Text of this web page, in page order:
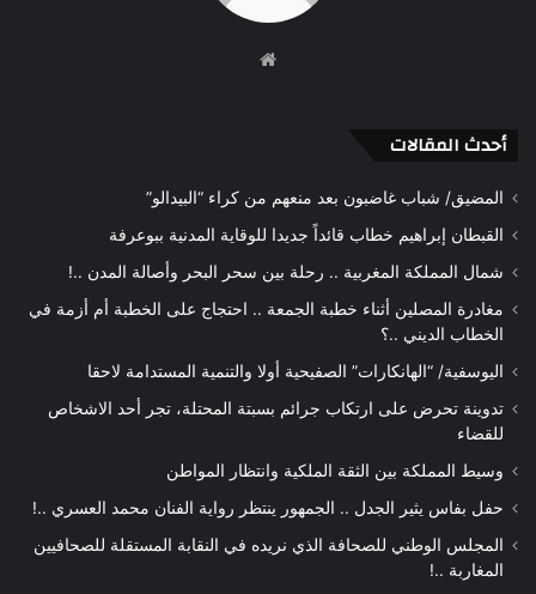
أحدث المقالات
المضيق/ شباب غاضبون بعد منعهم من كراء “البيدالو”
القبطان إبراهيم خطاب قائداً جديدا للوقاية المدنية ببوعرفة
شمال المملكة المغربية .. رحلة بين سحر البحر وأصالة المدن ..!
مغادرة المصلين أثناء خطبة الجمعة .. احتجاج على الخطبة أم أزمة في
الخطاب الديني ..؟
اليوسفية/ “الهانكارات” الصفيحية أولا والتنمية المستدامة لاحقا
تدوينة تحرض على ارتكاب جرائم بسبتة المحتلة، تجر أحد الاشخاص
للقضاء
وسيط المملكة بين الثقة الملكية وانتظار المواطن
حفل بفاس يثير الجدل .. الجمهور ينتظر رواية الفنان محمد العسري ..!
المجلس الوطني للصحافة الذي نريده في النقابة المستقلة للصحافيين
المغاربة ..!